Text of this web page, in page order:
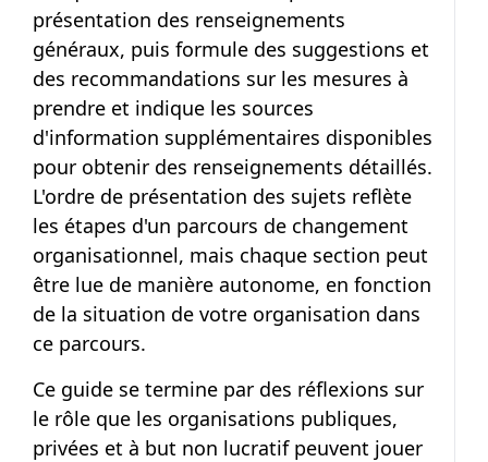
présentation des renseignements
généraux, puis formule des suggestions et
des recommandations sur les mesures à
prendre et indique les sources
d'information supplémentaires disponibles
pour obtenir des renseignements détaillés.
L'ordre de présentation des sujets reflète
les étapes d'un parcours de changement
organisationnel, mais chaque section peut
être lue de manière autonome, en fonction
de la situation de votre organisation dans
ce parcours.
Ce guide se termine par des réflexions sur
le rôle que les organisations publiques,
privées et à but non lucratif peuvent jouer